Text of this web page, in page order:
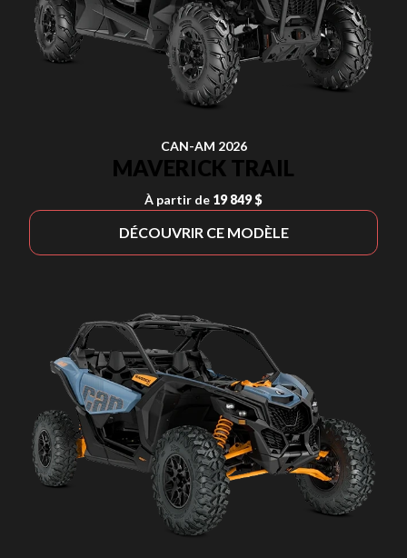
CAN-AM 2026
MAVERICK TRAIL
À partir de 19 849 $
DÉCOUVRIR CE MODÈLE